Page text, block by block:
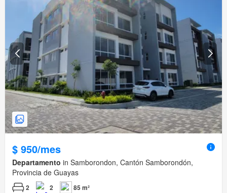
$ 950/mes
Departamento in Samborondon, Cantón Samborondón,
Provincia de Guayas
2 2 85 m²